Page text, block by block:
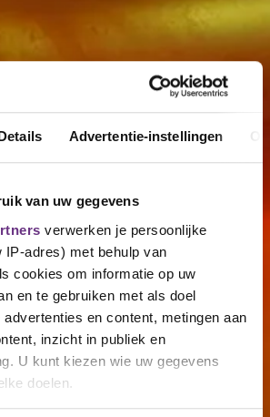
Advertentie-instellingen
van uw gegevens
verwerken je persoonlijke
IP-adres) met behulp van
cookies om informatie op uw
en te gebruiken met als doel
en content, metingen aan
inzicht in publiek en
U kunt kiezen wie uw gegevens
doelen.